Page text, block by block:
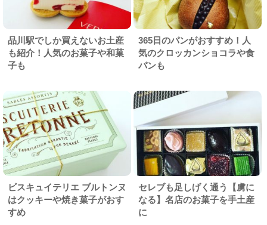
品川駅でしか買えないお土産
も紹介！人気のお菓子や和菓
子も
365日のパンがおすすめ！人
気のクロッカンショコラや食
パンも
ビスキュイテリエ ブルトンヌ
はクッキーや焼き菓子がおす
すめ
セレブも足しげく通う【虜に
なる】名店のお菓子を手土産
に